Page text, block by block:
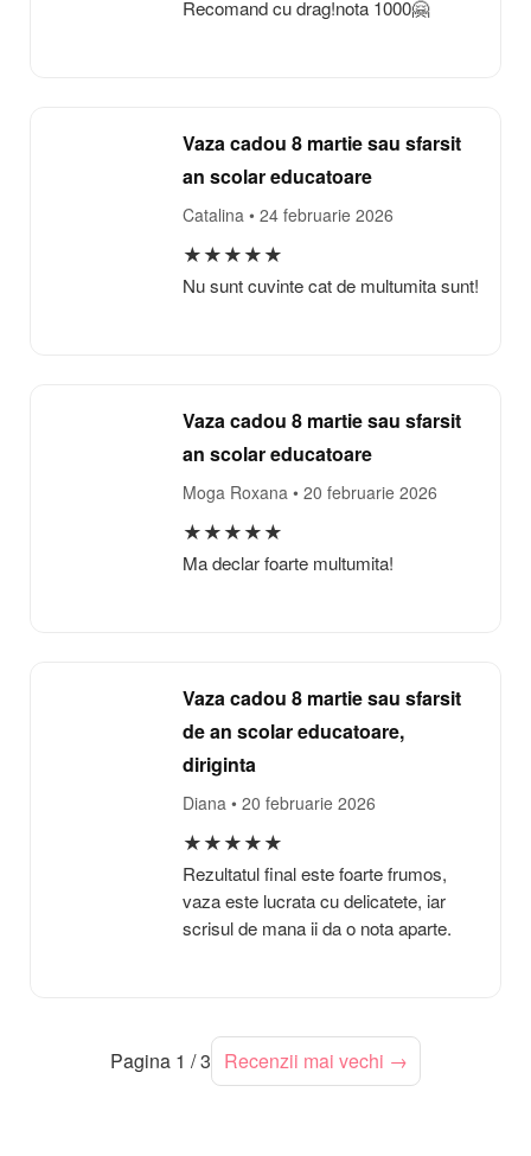
Recomand cu drag!nota 1000🤗
Vaza cadou 8 martie sau sfarsit
an scolar educatoare
Catalina • 24 februarie 2026
★★★★★
Nu sunt cuvinte cat de multumita sunt!
Vaza cadou 8 martie sau sfarsit
an scolar educatoare
Moga Roxana • 20 februarie 2026
★★★★★
Ma declar foarte multumita!
Vaza cadou 8 martie sau sfarsit
de an scolar educatoare,
diriginta
Diana • 20 februarie 2026
★★★★★
Rezultatul final este foarte frumos,
vaza este lucrata cu delicatete, iar
scrisul de mana ii da o nota aparte.
Pagina 1 / 3 Recenzii mai vechi →